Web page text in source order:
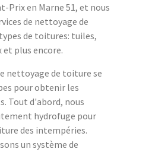
Prix en Marne 51, et nous
de nettoyage de
de toitures: tuiles,
et plus encore.
nettoyage de toiture se
pour obtenir les
Tout d'abord, nous
hydrofuge pour
des intempéries.
un système de